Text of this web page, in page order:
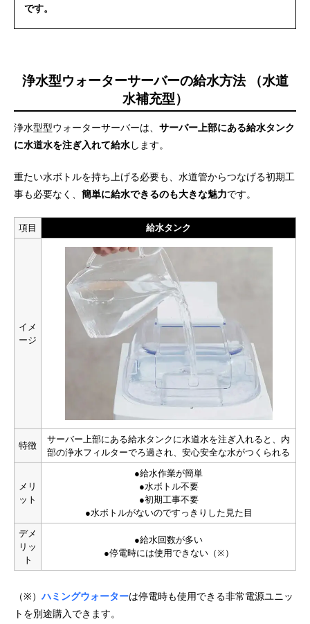
です。
浄水型ウォーターサーバーの給水方法 （水道
水補充型）
浄水型型ウォーターサーバーは、 サーバー上部にある給水タンク
に水道水を注ぎ入れて給水します。
重たい水ボトルを持ち上げる必要も、水道管からつなげる初期工
事も必要なく、 簡単に給水できるのも大きな魅力です。
項目 給水タンク
イメ
ージ
特徴
サーバー上部にある給水タンクに水道水を注ぎ入れると、内
部の浄水フィルターでろ過され、安心安全な水がつくられる
メリ
ット
●給水作業が簡単
●水ボトル不要
●初期工事不要
●水ボトルがないのですっきりした見た目
デメ
リッ
ト
●給水回数が多い
●停電時には使用できない（※）
（※）ハミングウォーターは停電時も使用できる非常電源ユニッ
トを別途購入できます。